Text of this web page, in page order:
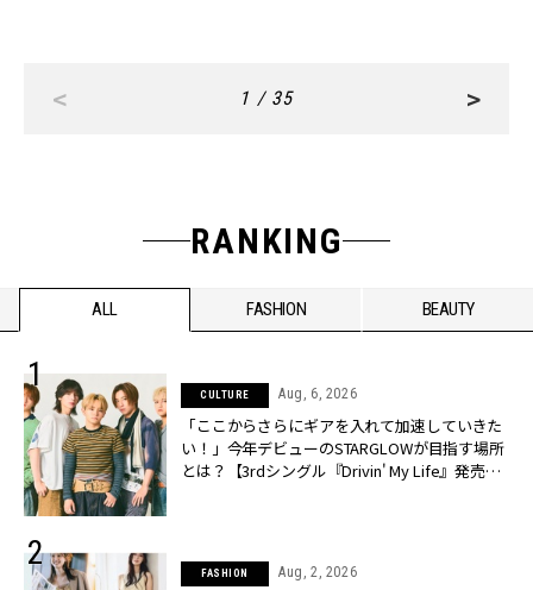
< 1 / 35 >
RANKING
ALL FASHION BEAUTY
CULTURE Aug, 6, 2026
「ここからさらにギアを入れて加速していきた
い！」今年デビューのSTARGLOWが目指す場所
とは？【3rdシングル『Drivin' My Life』発売】 |
FASHION Aug, 2, 2026